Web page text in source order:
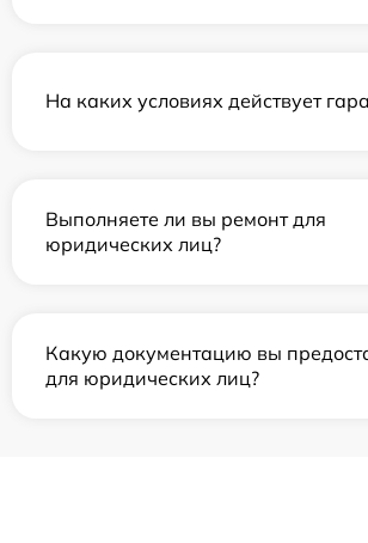
На каких условиях действует
Выполняете ли вы ремонт для
юридических лиц?
Какую документацию вы
для юридических лиц?